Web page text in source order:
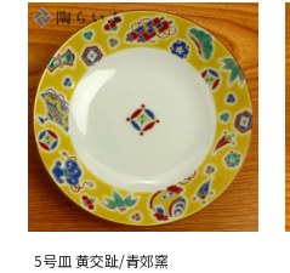
5号皿 黄交趾/青郊窯